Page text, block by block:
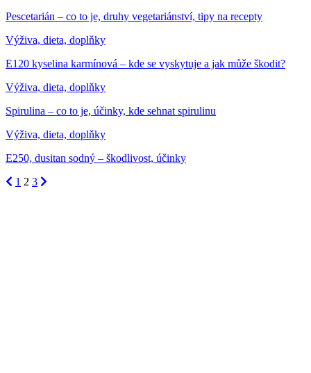
Pescetarián – co to je, druhy vegetariánství, tipy na recepty
Výživa, dieta, doplňky
E120 kyselina karmínová – kde se vyskytuje a jak může škodit?
Výživa, dieta, doplňky
Spirulina – co to je, účinky, kde sehnat spirulinu
Výživa, dieta, doplňky
E250, dusitan sodný – škodlivost, účinky
1 2 3